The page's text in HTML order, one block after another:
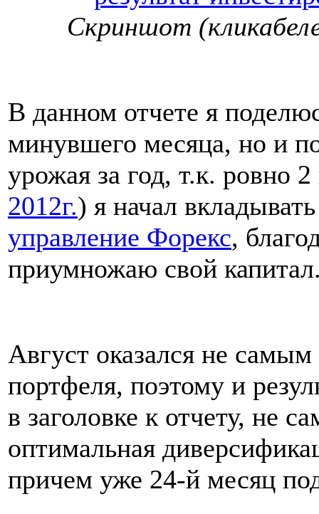
Скриншот
В данном отчете я
минувшего месяца, но и
урожая за год, т.к. ровно 2
2012г.) я начал
управление Форекс,
приумножаю свой
Август оказался не
портфеля, поэтому и
в заголовке к отчету, не
оптимальная
причем уже 24-й месяц